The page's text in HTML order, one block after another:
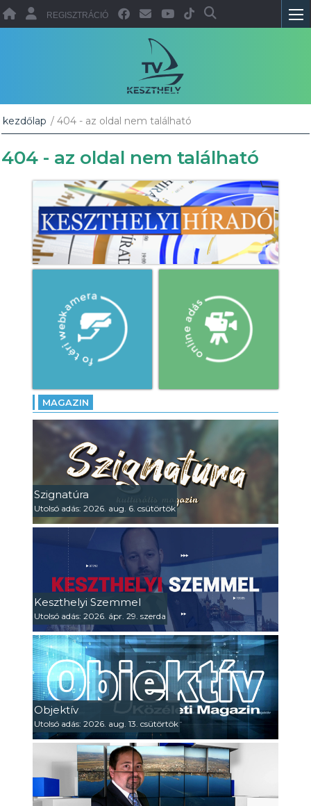
REGISZTRÁCIÓ
kezdőlap / 404 - az oldal nem található
404 - az oldal nem található
MAGAZIN
Szignatúra
Utolsó adás: 2026. aug. 6. csütörtök
Keszthelyi Szemmel
Utolsó adás: 2026. ápr. 29. szerda
Objektív
Utolsó adás: 2026. aug. 13. csütörtök